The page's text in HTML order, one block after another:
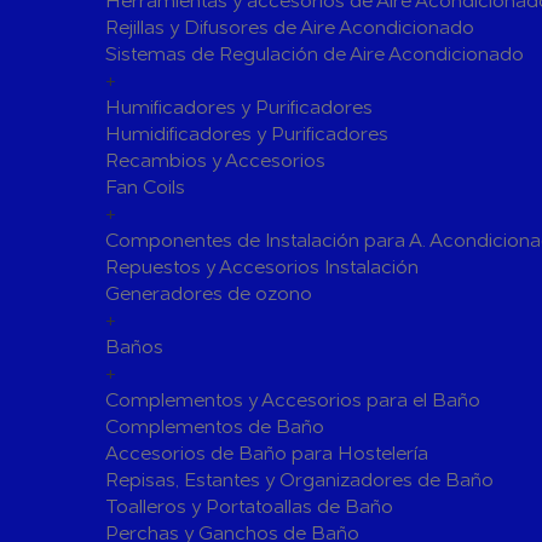
Válvulas para Calefacción
Válvulas Radiador
Válv.
Válvulas de Seguridad
Bombas de calor para ACS
Cocinas
Fregaderos
Grifería de Cocina
Contra Incendios
Accesorios y Grupos Contra Incendios
Energías Renovables
Calderas y estufas de biomasa
Sistemas de Energía Solar Térmica
Estructuras de soporte
Rejillas y Difusores de Aire Acondicionado
Sistemas de Regulación de Aire Acondicionado
+
Humificadores y Purificadores
Humidificadores y Purificadores
Recambios y Accesorios
Fan Coils
+
Componentes de Instalación para A.
Repuestos y Accesorios Instalación
Generadores de ozono
+
Baños
+
Complementos y Accesorios para el Baño
Complementos de Baño
Accesorios de Baño para Hostelería
Repisas, Estantes y Organizadores de Baño
Toalleros y Portatoallas de Baño
Perchas y Ganchos de Baño